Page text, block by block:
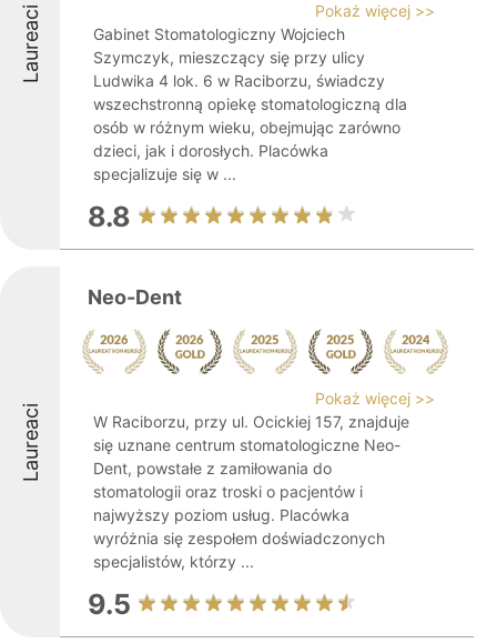
Laureaci
Pokaż więcej >>
Gabinet Stomatologiczny Wojciech
Szymczyk, mieszczący się przy ulicy
Ludwika 4 lok. 6 w Raciborzu, świadczy
wszechstronną opiekę stomatologiczną dla
osób w różnym wieku, obejmując zarówno
dzieci, jak i dorosłych. Placówka
specjalizuje się w ...
8.8
Laureaci
Neo-Dent
Pokaż więcej >>
W Raciborzu, przy ul. Ocickiej 157, znajduje
się uznane centrum stomatologiczne Neo-
Dent, powstałe z zamiłowania do
stomatologii oraz troski o pacjentów i
najwyższy poziom usług. Placówka
wyróżnia się zespołem doświadczonych
specjalistów, którzy ...
9.5